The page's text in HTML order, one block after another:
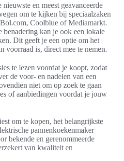
en meest geavanceerde
om te kijken bij speciaalzaken
Coolblue of Mediamarkt.
benadering kan je ook een lokale
Dit geeft je een optie om het
voorraad is, direct mee te nemen.
te lezen voordat je koopt, zodat
de voor- en nadelen van een
niet om op zoek te gaan
of aanbiedingen voordat je jouw
om te kopen, het belangrijkste
pannenkoekenmaker
bekende en gerenommeerde
van kwaliteit en